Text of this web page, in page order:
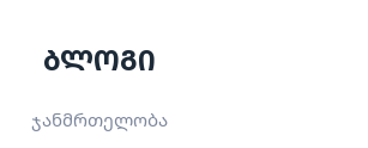
ბლოგი
ჯანმრთელობა